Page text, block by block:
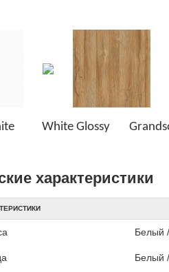
White Glossy
характеристики
Белый
Белый